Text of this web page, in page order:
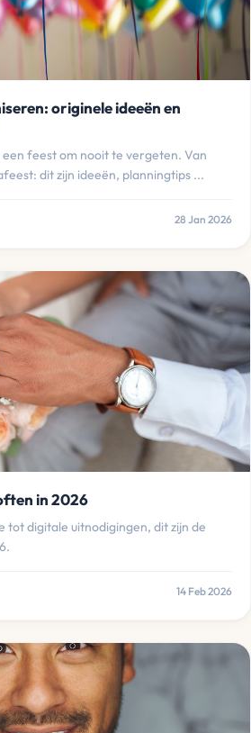
originele ideeën en
feest om nooit te vergeten. Van
dit zijn ideeën, planningtips ...
28 Jan 2026
in 2026
tot digitale uitnodigingen, dit zijn de
14 Feb 2026